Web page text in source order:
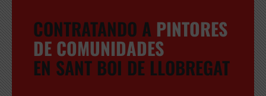
CONTRATANDO A PINTORES
DE COMUNIDADES
EN SANT BOI DE LLOBREGAT